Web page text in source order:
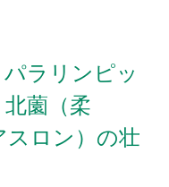
ラリンピッ
薗（柔
ロン）の壮